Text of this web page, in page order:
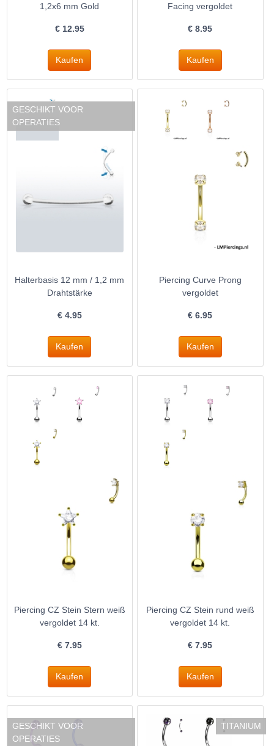
1,2x6 mm Gold
€ 12.95
Facing vergoldet
€8.95
GESCHIKT VOOR
OPERATIES
Halterbasis 12 mm / 1,2 mm
Drahtstärke
€ 4.95
Piercing Curve Prong
vergoldet
€6.95
Piercing CZ Stein Stern weiß
vergoldet 14 kt.
€ 7.95
Piercing CZ Stein rund weiß
vergoldet 14 kt.
€7.95
GESCHIKT VOOR
OPERATIES
TITANIUM